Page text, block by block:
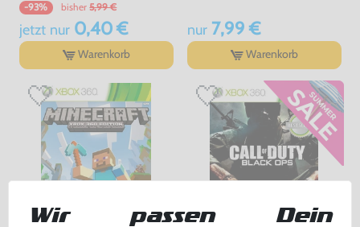
-93% bisher 5,99 €
jetzt nur0,40 €
Warenkorb
nur7,99 €
Warenkorb
Wir passen Dein